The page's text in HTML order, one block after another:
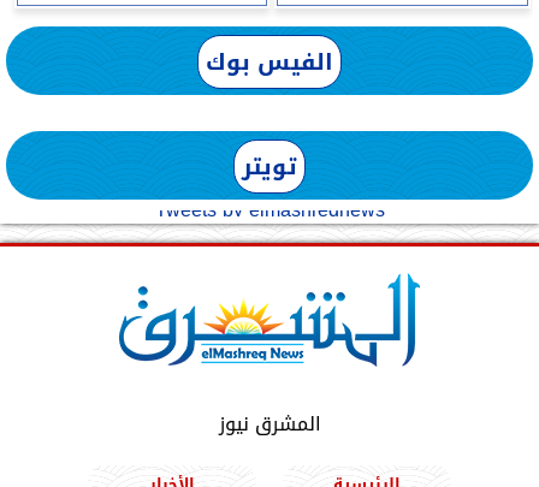
الفيس بوك
تويتر
Tweets by elmashreqnews
المشرق نيوز